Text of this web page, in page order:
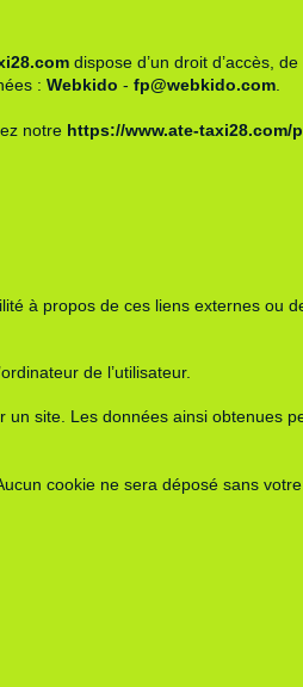
dispose d’un droit d’accès,
: Webkido - fp@webkido.com.
notre https://www.ate-taxi28.com/
à propos de ces liens externes ou
de l’utilisateur.
site. Les données ainsi obtenues
cookie ne sera déposé sans votre